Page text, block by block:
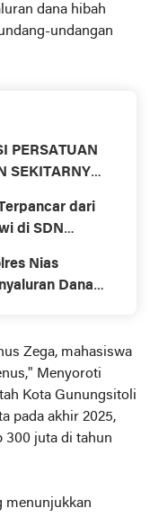
dana hibah
undangan
dari
di SDN
Nias
Dana
Zega, mahasiswa
Menyoroti
Kota Gunungsitoli
pada akhir 2025,
300 juta di tahun
menunjukkan